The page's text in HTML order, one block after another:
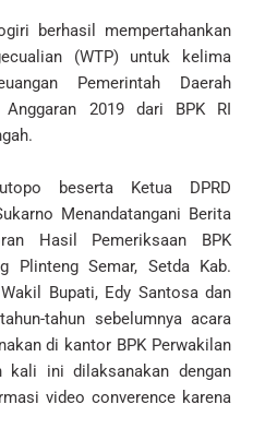
berhasil mempertahankan
(WTP) untuk kelima
Pemerintah Daerah
Anggaran 2019 dari BPK RI
beserta Ketua DPRD
Menandatangani Berita
Hasil Pemeriksaan BPK
Plinteng Semar, Setda Kab.
Bupati, Edy Santosa dan
tahun sebelumnya acara
di kantor BPK Perwakilan
kali ini dilaksanakan dengan
video converence karena